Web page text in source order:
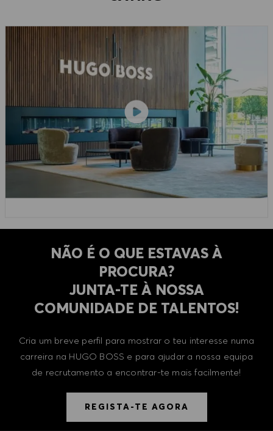
NÃO É O QUE ESTAVAS À
PROCURA?
​​​​​​​JUNTA-TE À NOSSA
COMUNIDADE DE TALENTOS!
Cria um breve perfil para mostrar o teu interesse numa
carreira na HUGO BOSS e para ajudar a nossa equipa
de recrutamento a encontrar-te mais facilmente!
REGISTA-TE AGORA